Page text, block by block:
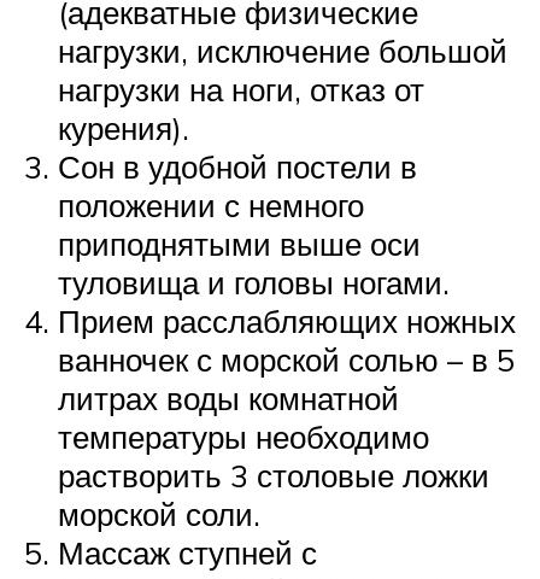
(адекватные физические
нагрузки, исключение большой
нагрузки на ноги, отказ от
курения).
Сон в удобной постели в
положении с немного
приподнятыми выше оси
туловища и головы ногами.
Прием расслабляющих ножных
ванночек с морской солью – в 5
литрах воды комнатной
температуры необходимо
растворить 3 столовые ложки
морской соли.
Массаж ступней с